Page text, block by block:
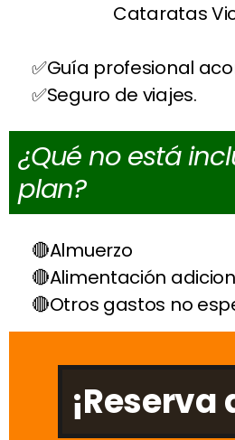
Cataratas
Guía profesional
Seguro de viajes.
¿Qué no está
plan?
Almuerzo
Alimentación
Otros gastos no
¡Reserva